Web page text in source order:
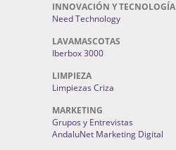
INNOVACIÓN Y TECNOLOGÍA
Need Technology
LAVAMASCOTAS
Iberbox 3000
LIMPIEZA
Limpiezas Criza
MARKETING
Grupos y Entrevistas
AndaluNet Marketing Digital